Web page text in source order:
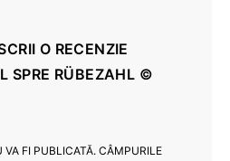
O RECENZIE
SPRE RÜBEZAHL ©
VA FI PUBLICATĂ. CÂMPURILE